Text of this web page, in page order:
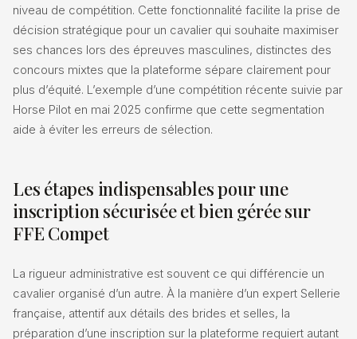
niveau de compétition. Cette fonctionnalité facilite la prise de
décision stratégique pour un cavalier qui souhaite maximiser
ses chances lors des épreuves masculines, distinctes des
concours mixtes que la plateforme sépare clairement pour
plus d’équité. L’exemple d’une compétition récente suivie par
Horse Pilot en mai 2025 confirme que cette segmentation
aide à éviter les erreurs de sélection.
Les étapes indispensables pour une
inscription sécurisée et bien gérée sur
FFE Compet
La rigueur administrative est souvent ce qui différencie un
cavalier organisé d’un autre. À la manière d’un expert Sellerie
française, attentif aux détails des brides et selles, la
préparation d’une inscription sur la plateforme requiert autant